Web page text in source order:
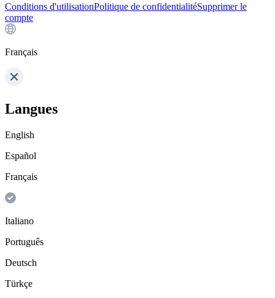
Conditions d'utilisationPolitique de confidentialitéSupprimer le
compte
Français
Langues
English
Español
Français
Italiano
Português
Deutsch
Türkçe